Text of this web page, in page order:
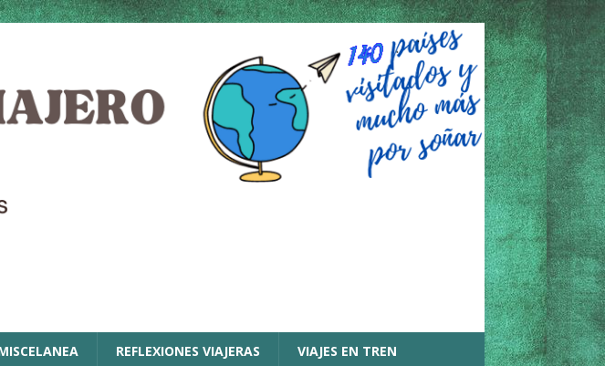
REFLEXIONES VIAJERAS VIAJES EN TREN